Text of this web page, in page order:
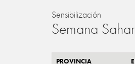
Sensibilización
Semana
PROVINCIA